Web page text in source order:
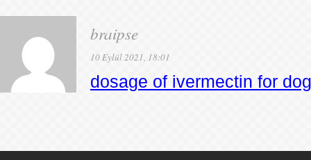
braipse
10 Eylül 2021, 18:01
dosage of ivermectin for